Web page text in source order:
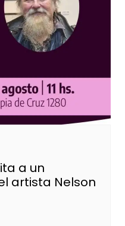
a un
artista Nelson